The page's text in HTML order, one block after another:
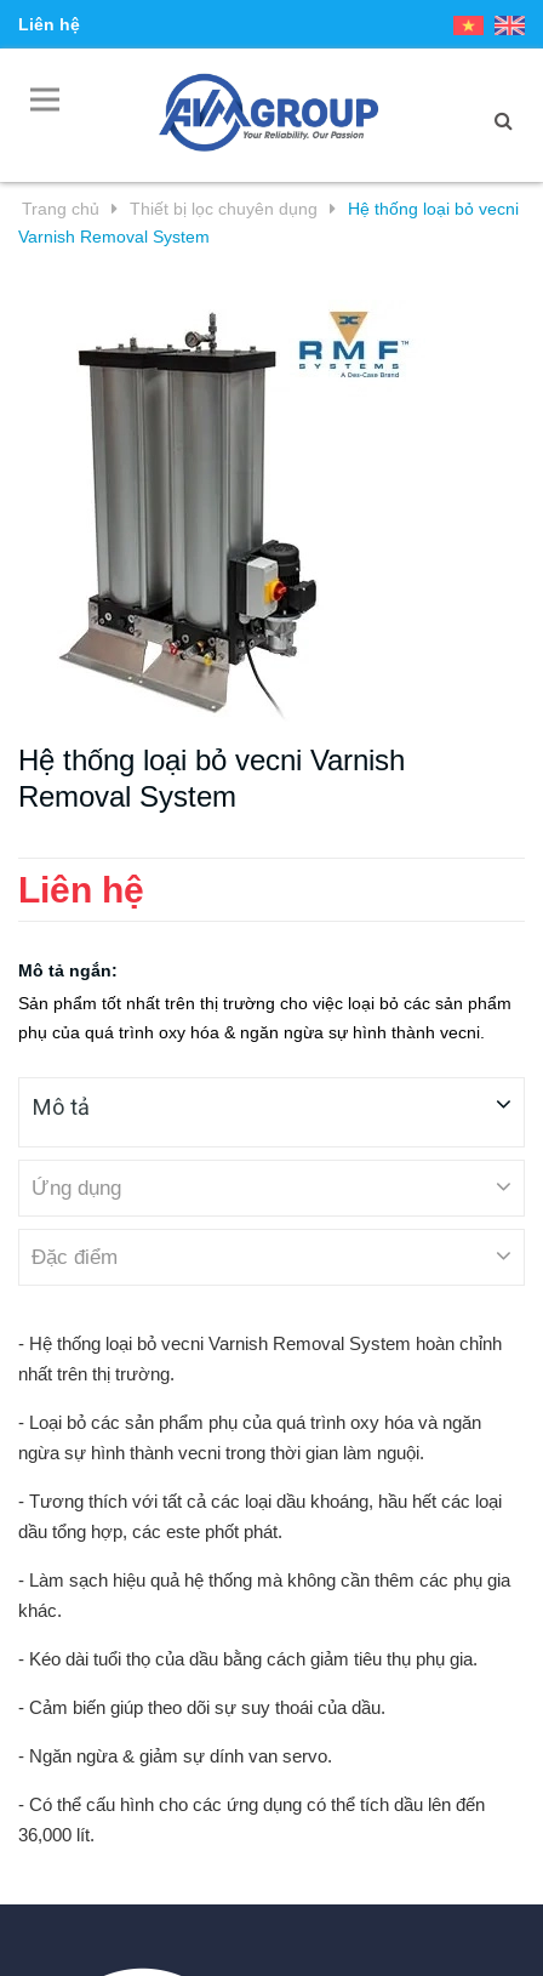
Liên hệ
Trang chủ Thiết bị lọc chuyên dụng
Hệ thống loại bỏ vecni
Varnish Removal System
Hệ thống loại bỏ vecni Varnish
Removal System
Liên hệ
Mô tả ngắn:
Sản phẩm tốt nhất trên thị trường cho việc loại bỏ các sản phẩm
phụ của quá trình oxy hóa & ngăn ngừa sự hình thành vecni.
Mô tả
Ứng dụng
Đặc điểm
- Hệ thống loại bỏ vecni Varnish Removal System hoàn chỉnh
nhất trên thị trường.
- Loại bỏ các sản phẩm phụ của quá trình oxy hóa và ngăn
ngừa sự hình thành vecni trong thời gian làm nguội.
- Tương thích với tất cả các loại dầu khoáng, hầu hết các loại
dầu tổng hợp, các este phốt phát.
- Làm sạch hiệu quả hệ thống mà không cần thêm các phụ gia
khác.
- Kéo dài tuổi thọ của dầu bằng cách giảm tiêu thụ phụ gia.
- Cảm biến giúp theo dõi sự suy thoái của dầu.
- Ngăn ngừa & giảm sự dính van servo.
- Có thể cấu hình cho các ứng dụng có thể tích dầu lên đến
36,000 lít.